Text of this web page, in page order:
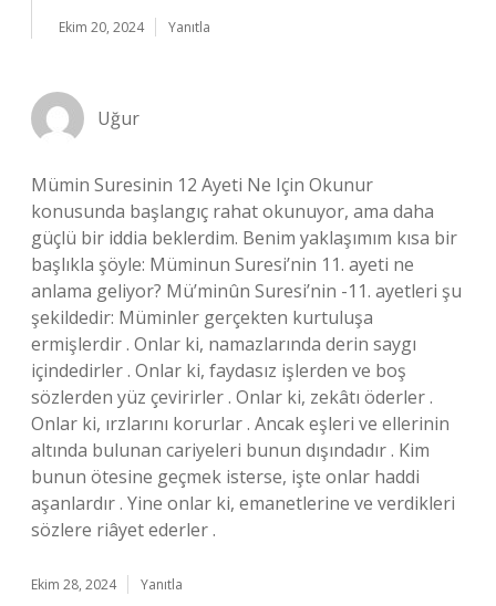
Ekim 20, 2024 Yanıtla
Uğur
Mümin Suresinin 12 Ayeti Ne Için Okunur
konusunda başlangıç rahat okunuyor, ama daha
güçlü bir iddia beklerdim. Benim yaklaşımım kısa bir
başlıkla şöyle: Müminun Suresi’nin 11. ayeti ne
anlama geliyor? Mü’minûn Suresi’nin -11. ayetleri şu
şekildedir: Müminler gerçekten kurtuluşa
ermişlerdir . Onlar ki, namazlarında derin saygı
içindedirler . Onlar ki, faydasız işlerden ve boş
sözlerden yüz çevirirler . Onlar ki, zekâtı öderler .
Onlar ki, ırzlarını korurlar . Ancak eşleri ve ellerinin
altında bulunan cariyeleri bunun dışındadır . Kim
bunun ötesine geçmek isterse, işte onlar haddi
aşanlardır . Yine onlar ki, emanetlerine ve verdikleri
sözlere riâyet ederler .
Ekim 28, 2024 Yanıtla